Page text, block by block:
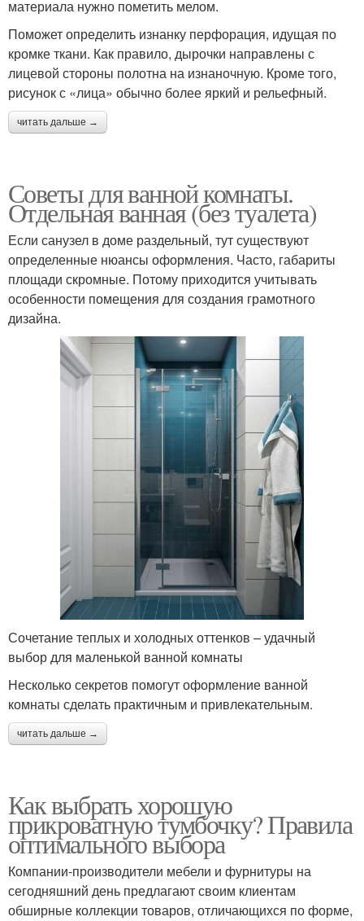
материала нужно пометить мелом.
Поможет определить изнанку перфорация, идущая по
кромке ткани. Как правило, дырочки направлены с
лицевой стороны полотна на изнаночную. Кроме того,
рисунок с «лица» обычно более яркий и рельефный.
читать дальше →
Советы для ванной комнаты.
Отдельная ванная (без туалета)
Если санузел в доме раздельный, тут существуют
определенные нюансы оформления. Часто, габариты
площади скромные. Потому приходится учитывать
особенности помещения для создания грамотного
дизайна.
Сочетание теплых и холодных оттенков – удачный
выбор для маленькой ванной комнаты
Несколько секретов помогут оформление ванной
комнаты сделать практичным и привлекательным.
читать дальше →
Как выбрать хорошую
прикроватную тумбочку? Правила
оптимального выбора
Компании-производители мебели и фурнитуры на
сегодняшний день предлагают своим клиентам
обширные коллекции товаров, отличающихся по форме,